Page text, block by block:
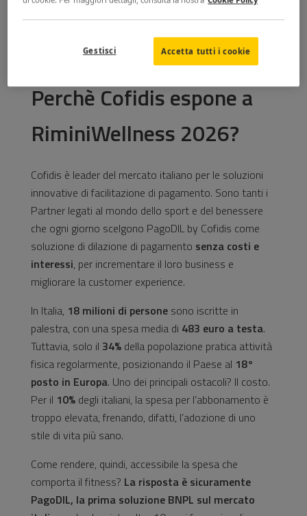
Perchè Cofidis espone a
RiminiWellness 2026?
Cofidis è leader del mercato italiano per le soluzioni
innovative di facilitazione di pagamento. Sono tanti i
Partner legati al mondo dello sport e del benessere
che ogni giorno scelgono PagoDILby Cofidis come
soluzione di dilazione di pagamento senza costi e
interessi, per incrementare il loro business e
migliorare la customer experience.
In Italia, 18 milioni di personesono iscritte in
palestra, con una spesa media di 483 euro a testa.
Tuttavia, solo il 34%della popolazione pratica attività
fisica regolarmente, posizionando il Paese al 18°
posto in Europa. Uno dei principali ostacoli? Il costo.
Per il 10%degli italiani, la spesa per l’abbonamento è
troppo elevata, frenando, difatti, l’adozione di uno
stile di vita più sano.
Come rendere, quindi, accessibile la spesa che
comporta il fitness? La risposta è sicuramente
PagoDIL, la prima soluzione BNPL sul mercato
Accetta tutti i cookie
Gestisci